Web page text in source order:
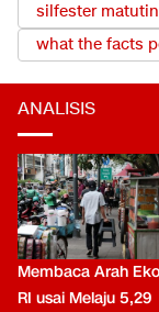
silfester
what the facts
ANALISIS
Membaca Arah
RI usai Melaju 5,29